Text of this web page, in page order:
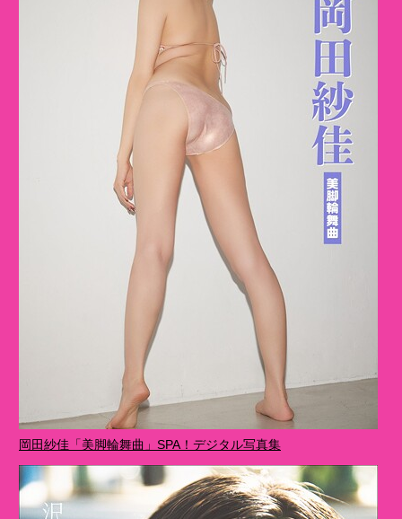
岡田紗佳「美脚輪舞曲」SPA！デジタル写真集